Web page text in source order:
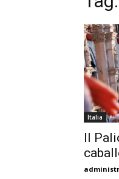
Italia
Il